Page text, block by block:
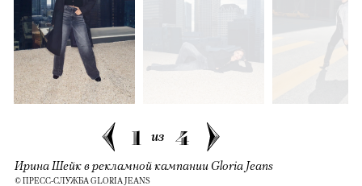
1 из 4
Ирина Шейк в рекламной кампании Gloria Jeans
© ПРЕСС-СЛУЖБА GLORIA JEANS